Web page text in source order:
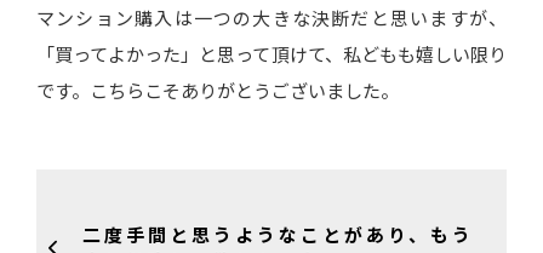
マンション購入は一つの大きな決断だと思いますが、
「買ってよかった」と思って頂けて、私どもも嬉しい限り
です。こちらこそありがとうございました。
二度手間と思うようなことがあり、もう